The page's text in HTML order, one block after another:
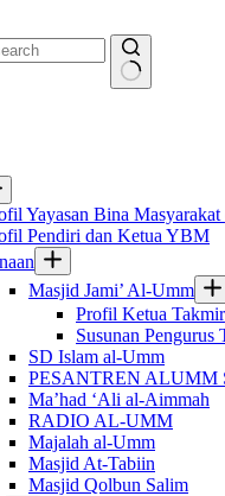
Yayasan Bina
Pendiri dan Ketua YBM
Masjid Jami’ Al-Umm
Profil Ketua Takmir
Susunan Pengurus
SD Islam al-Umm
PESANTREN ALUMM
Ma’had ‘Ali al-Aimmah
RADIO AL-UMM
Majalah al-Umm
Masjid At-Tabiin
Masjid Qolbun Salim